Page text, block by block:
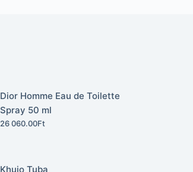
Dior Homme Eau de Toilette
Spray 50 ml
26 060.00Ft
Khujo Tuba